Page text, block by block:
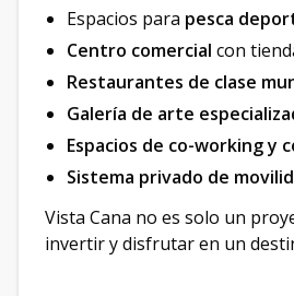
Espacios para pesca
Centro comercial con
Restaurantes de clase
Galería de arte
Espacios de co-working y
Sistema privado de
Vista Cana no es solo un
invertir y disfrutar en un